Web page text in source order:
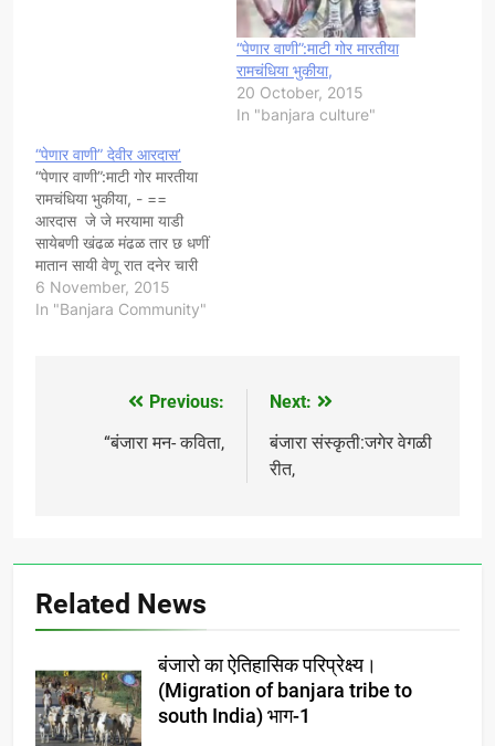
“पेणार वाणी”:माटी गोर मारतीया
रामचंधिया भुकीया,
20 October, 2015
In "banjara culture"
“पेणार वाणी” देवीर आरदास’
“पेणार वाणी”:माटी गोर मारतीया
रामचंधिया भुकीया, - ==
आरदास जे जे मरयामा याडी
सायेबणी खंढळ मंढळ तार छ धणीं
मातान सायी वेणू रात दनेर चारी
पोर तार छ जतं समरा वतं आढण
आणू लोयी पाणी तारो छ दी पगा
6 November, 2015
In "Banjara Community"
navigation
Previous:
“बंजारा मन- कविता,
Next:
बंजारा संस्कृती:जगेर वेगळी
रीत,
Related News
बंजारो का ऐतिहासिक परिप्रेक्ष्य।
(Migration of banjara tribe to
south India) भाग-1